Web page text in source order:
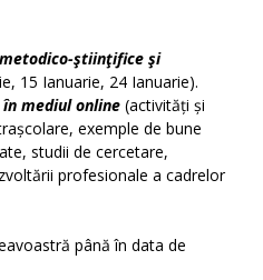
ştiinţifice şi
15 Ianuarie, 24 Ianuarie).
mediul online (activități și
exemple de bune
studii de cercetare,
profesionale a cadrelor
până în data de